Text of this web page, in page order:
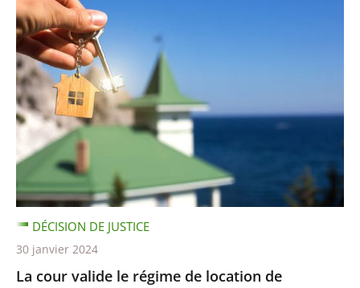
La cour valide le régime de location de
DÉCISION DE JUSTICE
30 janvier 2024